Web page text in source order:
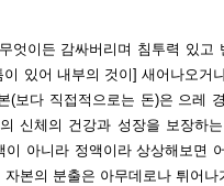
엇이든 감싸버리며 침투력 있
있어 내부의 것이] 새어나오거
(보다 직접적으로는 돈)은 으레
신체의 건강과 성장을 보장하
이 아니라 정액이라 상상해보면
본의 분출은 아무데로나 튀어